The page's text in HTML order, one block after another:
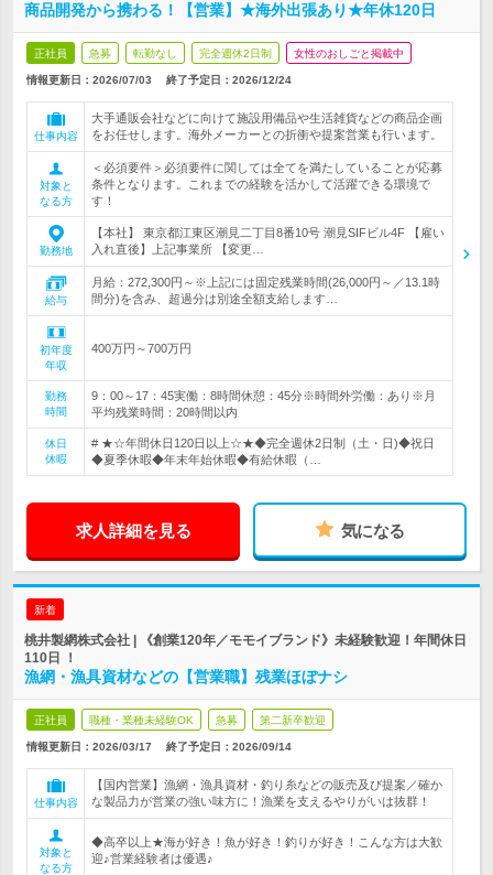
商品開発から携わる！【営業】★海外出張あり★年休120日
正社員 急募 転勤なし 完全週休2日制 女性のおしごと掲載中
情報更新日：2026/07/03 終了予定日： 2026/12/24
仕事内容
大手通販会社などに向けて施設用備品や生活雑貨などの商品企画
をお任せします。海外メーカーとの折衝や提案営業も行います。
対象と
なる方
＜必須要件＞必須要件に関しては全てを満たしていることが応募
条件となります。これまでの経験を活かして活躍できる環境で
す！
勤務地
【本社】 東京都江東区潮見二丁目8番10号 潮見SIFビル4F 【雇い
入れ直後】上記事業所 【変更…
給与
月給：272,300円～※上記には固定残業時間(26,000円～／13.1時
間分)を含み、超過分は別途全額支給します…
初年度
年収
400万円～700万円
勤務
時間
9：00～17：45実働：8時間休憩：45分※時間外労働：あり※月
平均残業時間：20時間以内
休日
休暇
# ★☆年間休日120日以上☆★◆完全週休2日制（土・日)◆祝日
◆夏季休暇◆年末年始休暇◆有給休暇（…
求人詳細を見る 気になる
新着
桃井製網株式会社 | 《創業120年／モモイブランド》未経験歓迎！年間休日
110日 ！
漁網・漁具資材などの【営業職】残業ほぼナシ
正社員 職種・業種未経験OK 急募 第二新卒歓迎
情報更新日：2026/03/17 終了予定日： 2026/09/14
仕事内容
【国内営業】漁網・漁具資材・釣り糸などの販売及び提案／確か
な製品力が営業の強い味方に！漁業を支えるやりがいは抜群！
対象と
なる方
◆高卒以上★海が好き！魚が好き！釣りが好き！こんな方は大歓
迎♪営業経験者は優遇♪